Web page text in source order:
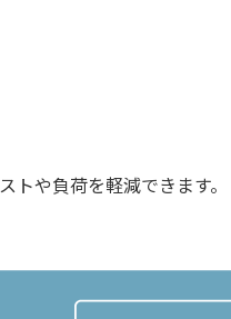
や負荷を軽減できます。